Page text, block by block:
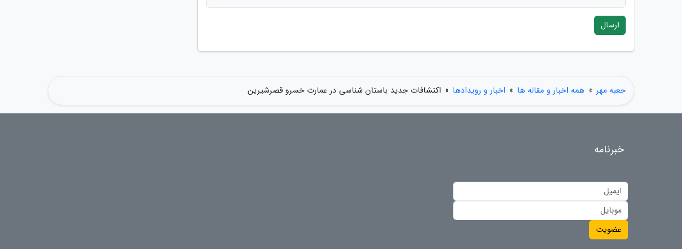
ارسال
جعبه مهر » همه اخبار و مقاله ها » اخبار و رویدادها » اکتشافات جدید باستان شناسی در عمارت خسرو قصرشیرین
خبرنامه
عضویت